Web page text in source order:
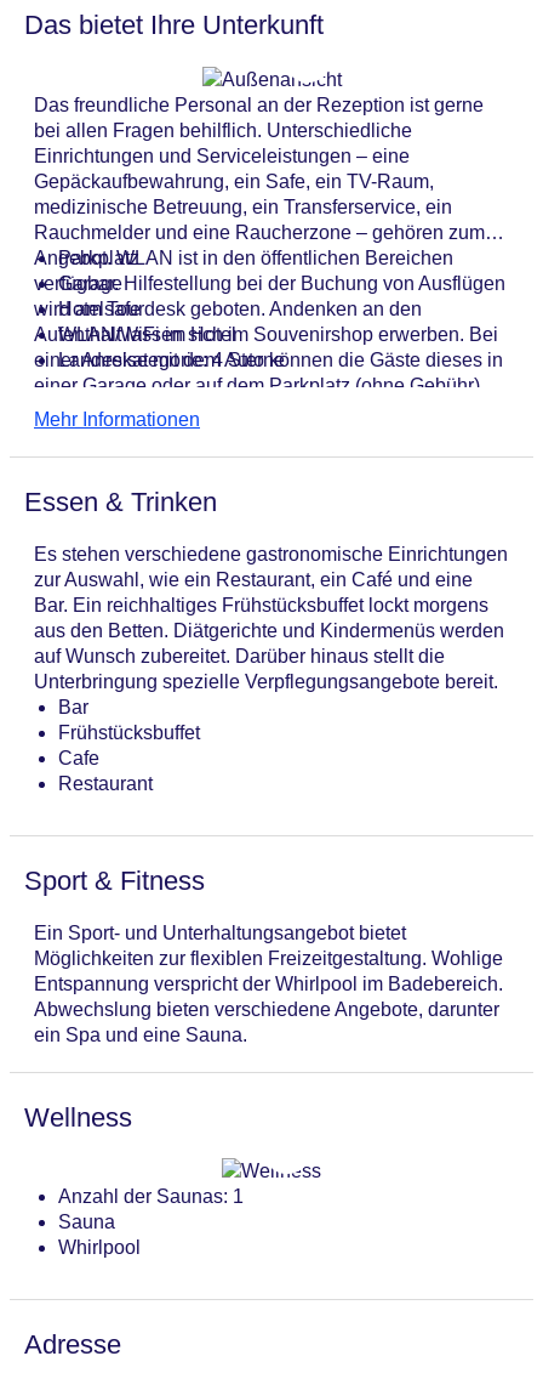
Das bietet Ihre Unterkunft
Das freundliche Personal an der Rezeption ist gerne
bei allen Fragen behilflich. Unterschiedliche
Einrichtungen und Serviceleistungen – eine
Gepäckaufbewahrung, ein Safe, ein TV-Raum,
medizinische Betreuung, ein Transferservice, ein
Rauchmelder und eine Raucherzone – gehören zum
Angebot. WLAN ist in den öffentlichen Bereichen
verfügbar. Hilfestellung bei der Buchung von Ausflügen
wird am Tourdesk geboten. Andenken an den
Aufenthalt lassen sich im Souvenirshop erwerben. Bei
einer Anreise mit dem Auto können die Gäste dieses in
einer Garage oder auf dem Parkplatz (ohne Gebühr)
parken. Zum Angebot zählt ein eigener Shuttlebus.
Parkplatz
Garage
Hotelsafe
WLAN/WiFi im Hotel
Landeskategorie: 4 Sterne
Mehr Informationen
Essen & Trinken
Es stehen verschiedene gastronomische Einrichtungen
zur Auswahl, wie ein Restaurant, ein Café und eine
Bar. Ein reichhaltiges Frühstücksbuffet lockt morgens
aus den Betten. Diätgerichte und Kindermenüs werden
auf Wunsch zubereitet. Darüber hinaus stellt die
Unterbringung spezielle Verpflegungsangebote bereit.
Bar
Frühstücksbuffet
Cafe
Restaurant
Sport & Fitness
Ein Sport- und Unterhaltungsangebot bietet
Möglichkeiten zur flexiblen Freizeitgestaltung. Wohlige
Entspannung verspricht der Whirlpool im Badebereich.
Abwechslung bieten verschiedene Angebote, darunter
ein Spa und eine Sauna.
Wellness
Anzahl der Saunas: 1
Sauna
Whirlpool
Adresse